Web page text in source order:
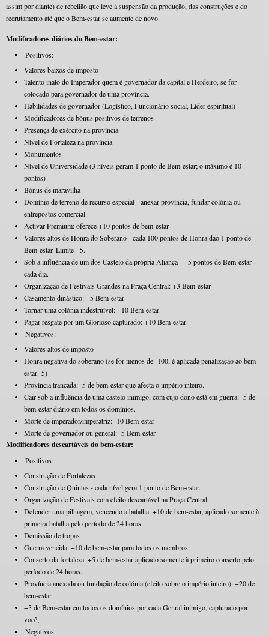
assim por diante) de rebelião que leve à suspensão da produção, das construções e do
recrutamento até que o Bem-estar se aumente de novo.
Modificadores diários do Bem-estar:
Positivos:
Valores baixos de imposto
Talento inato do Imperador quem é governador da capital e Herdeiro, se for
colocado para governador de uma província.
Habilidades de governador (Logístico, Funcionário social, Líder espiritual)
Modificadores de bónus positivos de terrenos
Presença de exército na província
Nível de Fortaleza na província
Monumentos
Nível de Universidade (3 níveis geram 1 ponto de Bem-estar; o máximo é 10
pontos)
Bónus de maravilha
Domínio de terreno de recurso especial - anexar província, fundar colónia ou
entrepostos comercial.
Activar Premium: oferece +10 pontos de bem-estar
Valores altos de Honra do Soberano - cada 100 pontos de Honra dão 1 ponto de
Bem-estar. Limite - 5.
Sob a influência de um dos Castelo da própria Aliança - +5 pontos de Bem-estar
cada dia.
Organização de Festivais Grandes na Praça Central: +3 Bem-estar
Casamento dinástico: +5 Bem-estar
Tornar uma colónia indestruível: +10 Bem-estar
Pagar resgate por um Glorioso capturado: +10 Bem-estar
Negativos:
Valores altos de imposto
Honra negativa do soberano (se for menos de -100, é aplicada penalização ao bem-
estar -5)
Província trancada: -5 de bem-estar que afecta o império inteiro.
Cair sob a influência de uma castelo inimigo, com cujo dono está em guerra: -5 de
bem-estar diário em todos os domínios.
Morte de imperador/imperatriz: -10 Bem-estar
Morte de governador ou general: -5 Bem-estar
Modificadores descartáveis do bem-estar:
Positivos
Construção de Fortalezas
Construção de Quintas - cada nível gera 1 ponto de Bem-estar.
Organização de Festivais com efeito descartável na Praça Central
Defender uma pilhagem, vencendo a batalha: +10 de bem-estar, aplicado somente à
primeira batalha pelo período de 24 horas.
Demissão de tropas
Guerra vencida: +10 de bem-estar para todos os membros
Conserto da fortaleza: +5 de bem-estar,aplicado somente à primeiro conserto pelo
período de 24 horas.
Província anexada ou fundação de colónia (efeito sobre o império inteiro): +20 de
bem-estar
+5 de Bem-estar em todos os domínios por cada Genral inimigo, capturado por
você;
Negativos